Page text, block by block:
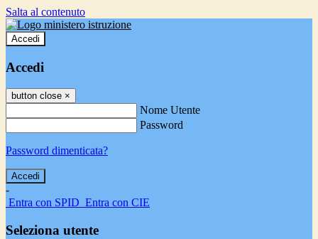
Salta al contenuto
Accedi
Accedi
button close ×
Nome Utente
Password
Password dimenticata?
-
Entra con SPID Entra con CIE
Seleziona utente